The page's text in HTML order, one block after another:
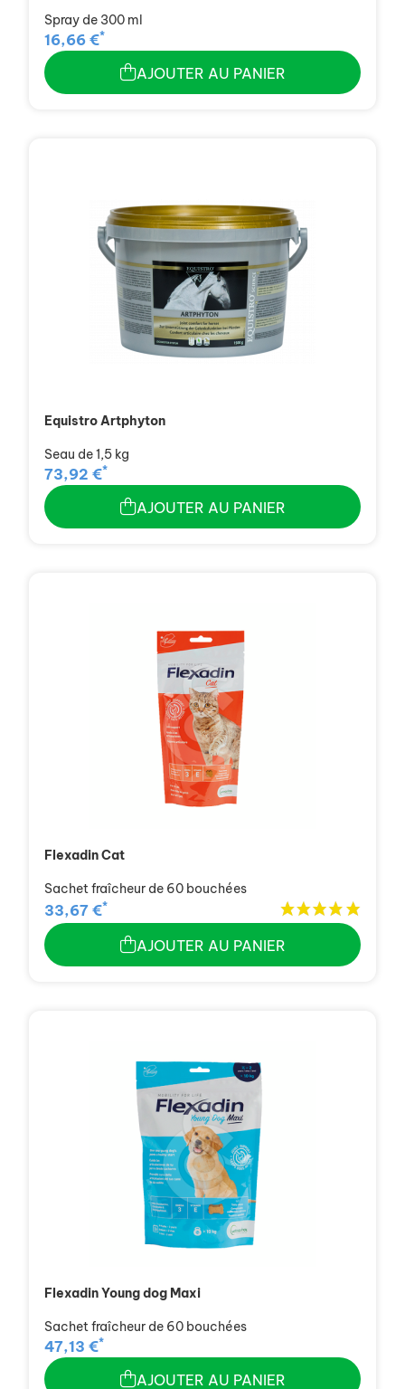
Spray de 300 ml
16,66 €*
AJOUTER AU PANIER
Equistro Artphyton
Seau de 1,5 kg
73,92 €*
AJOUTER AU PANIER
Flexadin Cat
Sachet fraîcheur de 60 bouchées
33,67 €*
AJOUTER AU PANIER
Flexadin Young dog Maxi
Sachet fraîcheur de 60 bouchées
47,13 €*
AJOUTER AU PANIER